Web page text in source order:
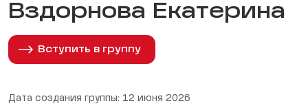
Вздорнова Екатерина
Вступить в группу
Дата создания группы: 12 июня 2026